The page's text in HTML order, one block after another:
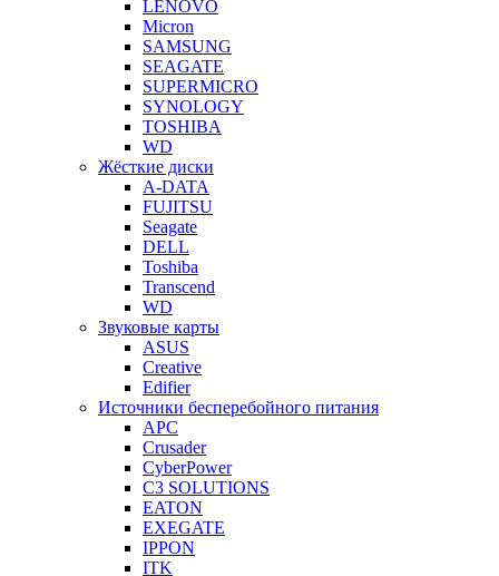
LENOVO
Micron
SAMSUNG
SEAGATE
SUPERMICRO
SYNOLOGY
TOSHIBA
WD
Жёсткие диски
A-DATA
FUJITSU
Seagate
DELL
Toshiba
Transcend
WD
Звуковые карты
ASUS
Creative
Edifier
Источники бесперебойного питания
APC
Crusader
CyberPower
C3 SOLUTIONS
EATON
EXEGATE
IPPON
ITK